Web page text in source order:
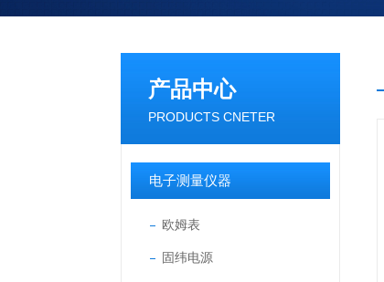
产品中心
PRODUCTS CNETER
电子测量仪器
欧姆表
固纬电源